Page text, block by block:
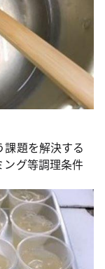
題を解決する
ング等調理条件